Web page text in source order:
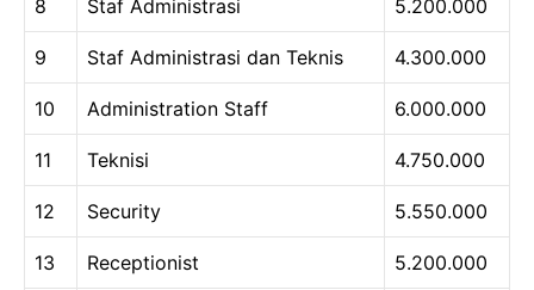
8 Staf Administrasi 5.200.000
9 Staf Administrasi dan Teknis 4.300.000
10 Administration Staff 6.000.000
11 Teknisi 4.750.000
12 Security 5.550.000
13 Receptionist 5.200.000